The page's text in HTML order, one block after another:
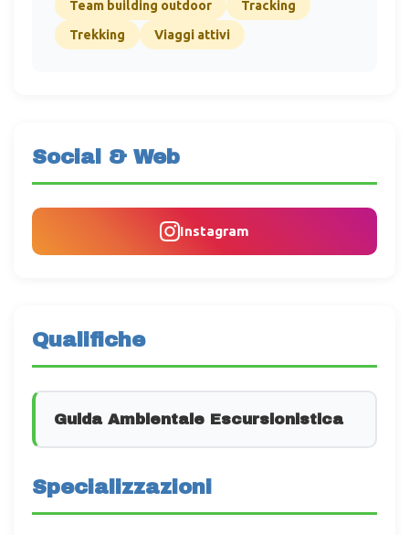
Team building outdoor
Tracking
Trekking
Viaggi attivi
Social & Web
Instagram
Qualifiche
Guida Ambientale Escursionistica
Specializzazioni